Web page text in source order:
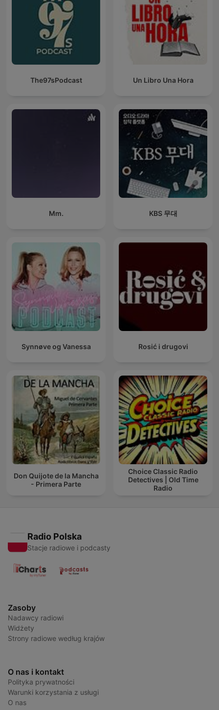
The97sPodcast Un Libro Una Hora
Mm. KBS 무대
Synnøve og Vanessa Rosić i drugovi
Don Quijote de la Mancha
- Primera Parte
Choice Classic Radio
Detectives | Old Time
Radio
Radio Polska
Stacje radiowe i podcasty
Zasoby
Nadawcy radiowi
Widżety
Strony radiowe według krajów
O nas i kontakt
Polityka prywatności
Warunki korzystania z usługi
O nas